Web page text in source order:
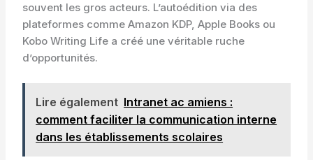
souvent les gros acteurs. L’autoédition via des
plateformes comme Amazon KDP, Apple Books ou
Kobo Writing Life a créé une véritable ruche
d’opportunités.
Lire également Intranet ac amiens :
comment faciliter la communication interne
dans les établissements scolaires